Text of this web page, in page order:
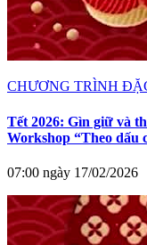
CHƯƠNG TRÌNH
Tết 2026: Gìn giữ và
Workshop “Theo dấu
07:00 ngày 17/02/2026